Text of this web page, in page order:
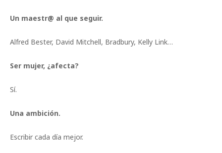
Un maestr@ al que seguir.
Alfred Bester, David Mitchell, Bradbury, Kelly Link…
Ser mujer, ¿afecta?
Sí.
Una ambición.
Escribir cada día mejor.